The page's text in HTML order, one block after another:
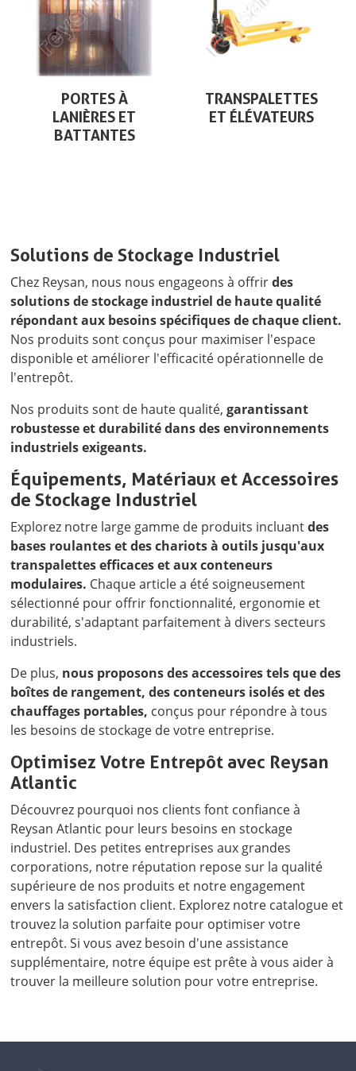
PORTES À
LANIÈRES ET
BATTANTES
TRANSPALETTES
ET ÉLÉVATEURS
Solutions de Stockage Industriel
Chez Reysan, nous nous engageons à offrirdes
solutions de stockage industriel de haute qualité
répondant aux besoins spécifiques de chaque client.
Nos produits sont conçus pour maximiser l'espace
disponible et améliorer l'efficacité opérationnelle de
l'entrepôt.
Nos produits sont de haute qualité,garantissant
robustesse et durabilité dans des environnements
industriels exigeants.
Équipements, Matériaux et Accessoires
de Stockage Industriel
Explorez notre large gamme de produits incluantdes
bases roulantes et des chariots à outils jusqu'aux
transpalettes efficaces et aux conteneurs
modulaires. Chaque article a été soigneusement
sélectionné pour offrir fonctionnalité, ergonomie et
durabilité, s'adaptant parfaitement à divers secteurs
industriels.
De plus, nous proposons des accessoires tels que des
boîtes de rangement, des conteneurs isolés et des
chauffages portables, conçus pour répondre à tous
les besoins de stockage de votre entreprise.
Optimisez Votre Entrepôt avec Reysan
Atlantic
Découvrez pourquoi nos clients font confiance à
Reysan Atlantic pour leurs besoins en stockage
industriel. Des petites entreprises aux grandes
corporations, notre réputation repose sur la qualité
supérieure de nos produits et notre engagement
envers la satisfaction client. Explorez notre catalogue et
trouvez la solution parfaite pour optimiser votre
entrepôt. Si vous avez besoin d'une assistance
supplémentaire, notre équipe est prête à vous aider à
trouver la meilleure solution pour votre entreprise.